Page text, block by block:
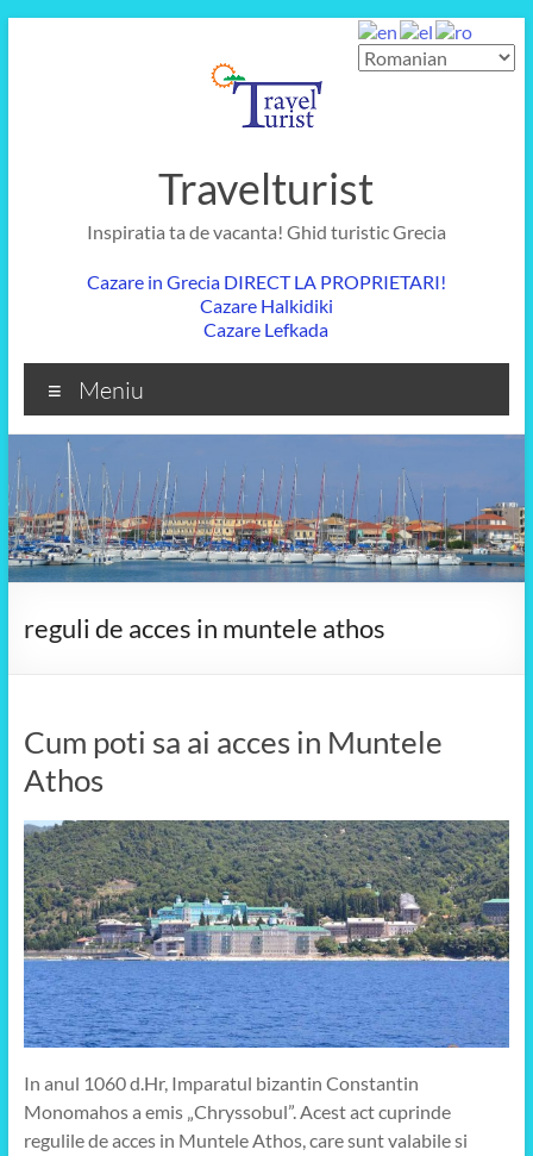
Travelturist
Inspiratia ta de vacanta! Ghid turistic Grecia
Cazare in Grecia DIRECT LA PROPRIETARI!
Cazare Halkidiki
Cazare Lefkada
Meniu
reguli de acces in muntele athos
Cum poti sa ai acces in Muntele
Athos
In anul 1060 d.Hr, Imparatul bizantin Constantin
Monomahos a emis „Chryssobul”. Acest act cuprinde
regulile de acces in Muntele Athos, care sunt valabile si